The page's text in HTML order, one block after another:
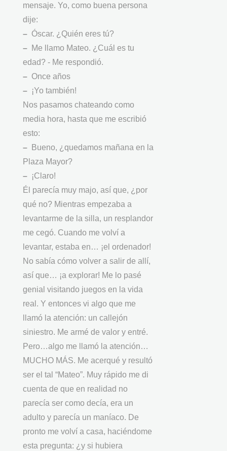
mensaje. Yo, como buena persona
dije:
– Óscar. ¿Quién eres tú?
– Me llamo Mateo. ¿Cuál es tu
edad? - Me respondió.
– Once años
– ¡Yo también!
Nos pasamos chateando como
media hora, hasta que me escribió
esto:
– Bueno, ¿quedamos mañana en la
Plaza Mayor?
– ¡Claro!
Él parecía muy majo, así que, ¿por
qué no? Mientras empezaba a
levantarme de la silla, un resplandor
me cegó. Cuando me volví a
levantar, estaba en… ¡el ordenador!
No sabía cómo volver a salir de allí,
así que… ¡a explorar! Me lo pasé
genial visitando juegos en la vida
real. Y entonces vi algo que me
llamó la atención: un callejón
siniestro. Me armé de valor y entré.
Pero…algo me llamó la atención…
MUCHO MÁS. Me acerqué y resultó
ser el tal “Mateo”. Muy rápido me di
cuenta de que en realidad no
parecía ser como decía, era un
adulto y parecía un maníaco. De
pronto me volví a casa, haciéndome
esta pregunta: ¿y si hubiera